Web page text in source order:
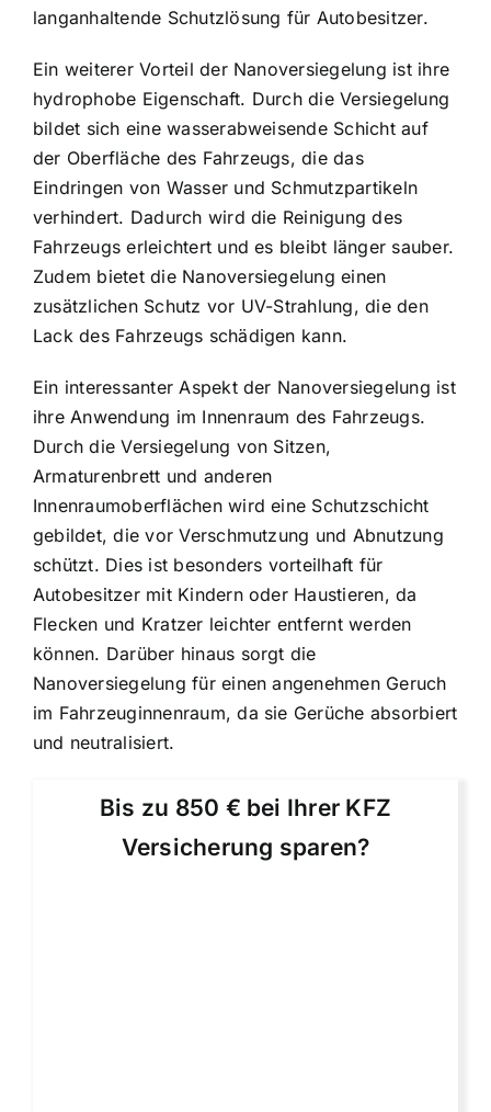
langanhaltende Schutzlösung für Autobesitzer.
Ein weiterer Vorteil der Nanoversiegelung ist ihre
hydrophobe Eigenschaft. Durch die Versiegelung
bildet sich eine wasserabweisende Schicht auf
der Oberfläche des Fahrzeugs, die das
Eindringen von Wasser und Schmutzpartikeln
verhindert. Dadurch wird die Reinigung des
Fahrzeugs erleichtert und es bleibt länger sauber.
Zudem bietet die Nanoversiegelung einen
zusätzlichen Schutz vor UV-Strahlung, die den
Lack des Fahrzeugs schädigen kann.
Ein interessanter Aspekt der Nanoversiegelung ist
ihre Anwendung im Innenraum des Fahrzeugs.
Durch die Versiegelung von Sitzen,
Armaturenbrett und anderen
Innenraumoberflächen wird eine Schutzschicht
gebildet, die vor Verschmutzung und Abnutzung
schützt. Dies ist besonders vorteilhaft für
Autobesitzer mit Kindern oder Haustieren, da
Flecken und Kratzer leichter entfernt werden
können. Darüber hinaus sorgt die
Nanoversiegelung für einen angenehmen Geruch
im Fahrzeuginnenraum, da sie Gerüche absorbiert
und neutralisiert.
Bis zu 850 € bei Ihrer KFZ
Versicherung sparen?